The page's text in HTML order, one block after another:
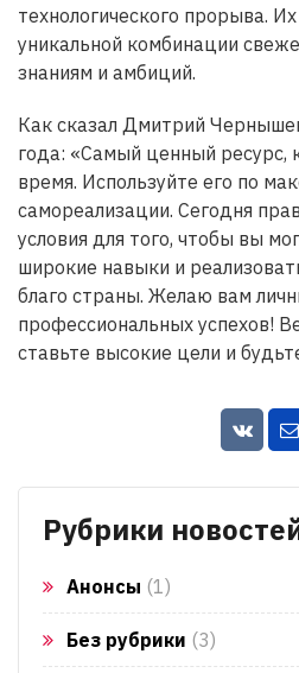
технологического прорыва.
уникальной комбинации
знаниям и амбиций.
Как сказал Дмитрий
года: «Самый ценный ресурс,
время. Используйте его по
самореализации. Сегодня
условия для того, чтобы вы
широкие навыки и
благо страны. Желаю вам
профессиональных успехов!
ставьте высокие цели и
Рубрики
Анонсы (1)
Без рубрики (3)